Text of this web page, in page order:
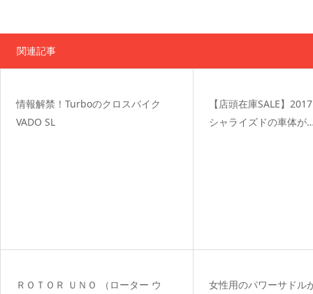
関連記事
情報解禁！Turboのクロスバイク
VADO SL
【店頭在庫SALE】
シャライズドの車体が
ＲＯＴＯＲ ＵＮＯ （ローター ウ
女性用のパワーサドル